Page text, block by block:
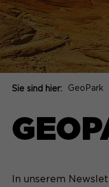
Sie sind hier: GeoPark
In unserem